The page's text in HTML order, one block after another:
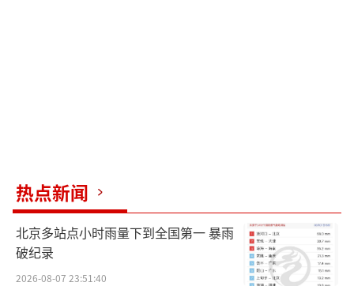
热点新闻
北京多站点小时雨量下到全国第一 暴雨
破纪录
2026-08-07 23:51:40